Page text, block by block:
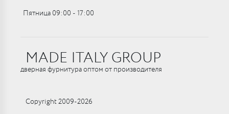
Пятница 09:00 ‑ 17:00
MADE ITALY GROUP
дверная фурнитура оптом от производителя
Copyright 2009-2026